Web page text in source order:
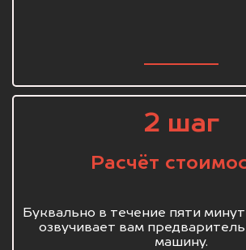
2 шаг
Расчёт
Буквально в течение пяти
озвучивает вам
машину.